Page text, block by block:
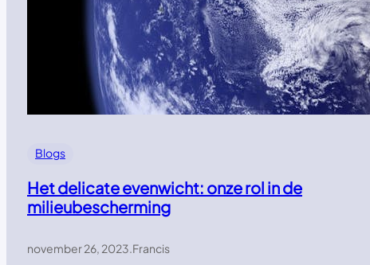
Blogs
Het delicate evenwicht: onze rol in de
milieubescherming
november 26, 2023.Francis